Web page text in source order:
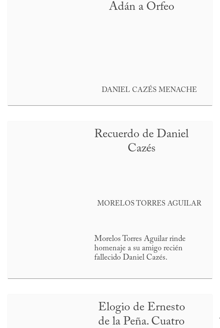
Adán a Orfeo
DANIEL CAZÉS MENACHE
Recuerdo de Daniel
Cazés
MORELOS TORRES AGUILAR
Morelos Torres Aguilar rinde
homenaje a su amigo recién
fallecido Daniel Cazés.
Elogio de Ernesto
de la Peña. Cuatro